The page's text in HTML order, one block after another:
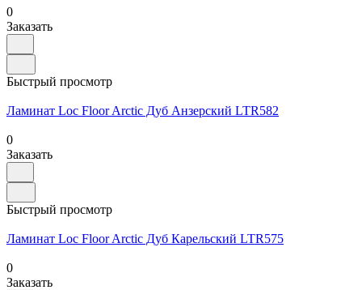
0
Заказать
Быстрый просмотр
Ламинат Loc Floor Arctic Дуб Анзерский LTR582
0
Заказать
Быстрый просмотр
Ламинат Loc Floor Arctic Дуб Карельский LTR575
0
Заказать